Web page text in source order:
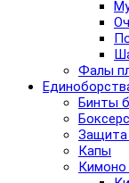
Фалы
Бинты
Защита
Капы